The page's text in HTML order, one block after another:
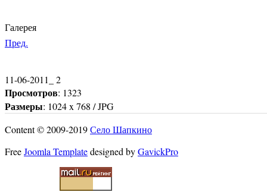
Галерея
Пред.
11-06-2011_ 2
Просмотров: 1323
Размеры: 1024 x 768 / JPG
Content © 2009-2019Село Шапкино
FreeJoomla Templatedesigned byGavickPro